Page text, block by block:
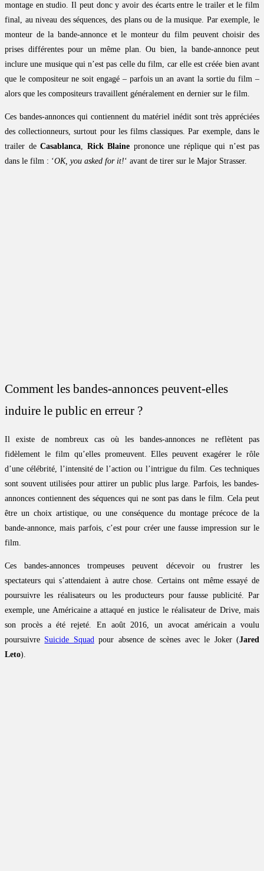
montage en studio. Il peut donc y avoir des écarts entre le trailer et le film
final, au niveau des séquences, des plans ou de la musique. Par exemple, le
monteur de la bande-annonce et le monteur du film peuvent choisir des
prises différentes pour un même plan. Ou bien, la bande-annonce peut
inclure une musique qui n’est pas celle du film, car elle est créée bien avant
que le compositeur ne soit engagé – parfois un an avant la sortie du film –
alors que les compositeurs travaillent généralement en dernier sur le film.
Ces bandes-annonces qui contiennent du matériel inédit sont très appréciées
des collectionneurs, surtout pour les films classiques. Par exemple, dans le
trailer de Casablanca, Rick Blaine prononce une réplique qui n’est pas
dans le film : ‘OK, you asked for it!‘ avant de tirer sur le Major Strasser.
Comment les bandes-annonces peuvent-elles
induire le public en erreur ?
Il existe de nombreux cas où les bandes-annonces ne reflètent pas
fidèlement le film qu’elles promeuvent. Elles peuvent exagérer le rôle
d’une célébrité, l’intensité de l’action ou l’intrigue du film. Ces techniques
sont souvent utilisées pour attirer un public plus large. Parfois, les bandes-
annonces contiennent des séquences qui ne sont pas dans le film. Cela peut
être un choix artistique, ou une conséquence du montage précoce de la
bande-annonce, mais parfois, c’est pour créer une fausse impression sur le
film.
Ces bandes-annonces trompeuses peuvent décevoir ou frustrer les
spectateurs qui s’attendaient à autre chose. Certains ont même essayé de
poursuivre les réalisateurs ou les producteurs pour fausse publicité. Par
exemple, une Américaine a attaqué en justice le réalisateur de Drive, mais
son procès a été rejeté. En août 2016, un avocat américain a voulu
poursuivre Suicide Squad pour absence de scènes avec le Joker (Jared
Leto).